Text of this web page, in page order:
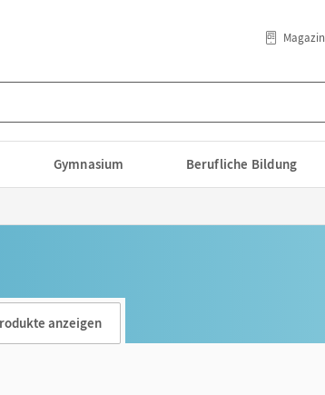
Magazin
Gymnasium Berufliche Bildung
anzeigen